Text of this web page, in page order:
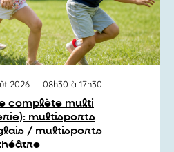
2026 — 08h30 à 17h30
complète multi
multisports
/ multisports